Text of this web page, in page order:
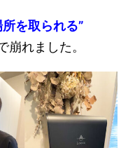
を取られる”
崩れました。